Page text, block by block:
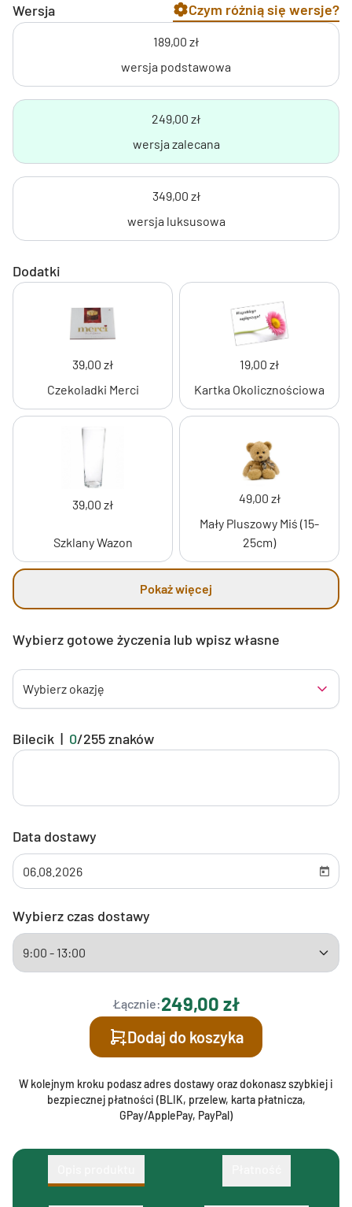
Wersja Czym różnią się wersje?
189,00 zł
wersja podstawowa
249,00 zł
wersja zalecana
349,00 zł
wersja luksusowa
Dodatki
39,00 zł
Czekoladki Merci
19,00 zł
Kartka Okolicznościowa
39,00 zł
Szklany Wazon
49,00 zł
Mały Pluszowy Miś (15-
25cm)
Pokaż więcej
Wybierz gotowe życzenia lub wpisz własne
Wybierz okazję
Bilecik | 0/255znaków
Data dostawy
Wybierz czas dostawy
Łącznie:249,00 zł
Dodaj do koszyka
W kolejnym kroku podasz adres dostawy oraz dokonasz szybkiej i
bezpiecznej płatności (BLIK, przelew, karta płatnicza,
GPay/ApplePay, PayPal)